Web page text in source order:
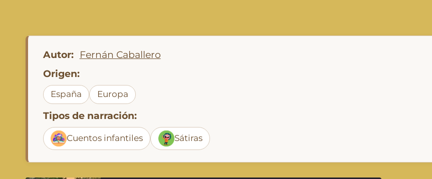
Autor:
Fernán Caballero
Origen:
España Europa
Tipos de narración:
Cuentos infantiles Sátiras